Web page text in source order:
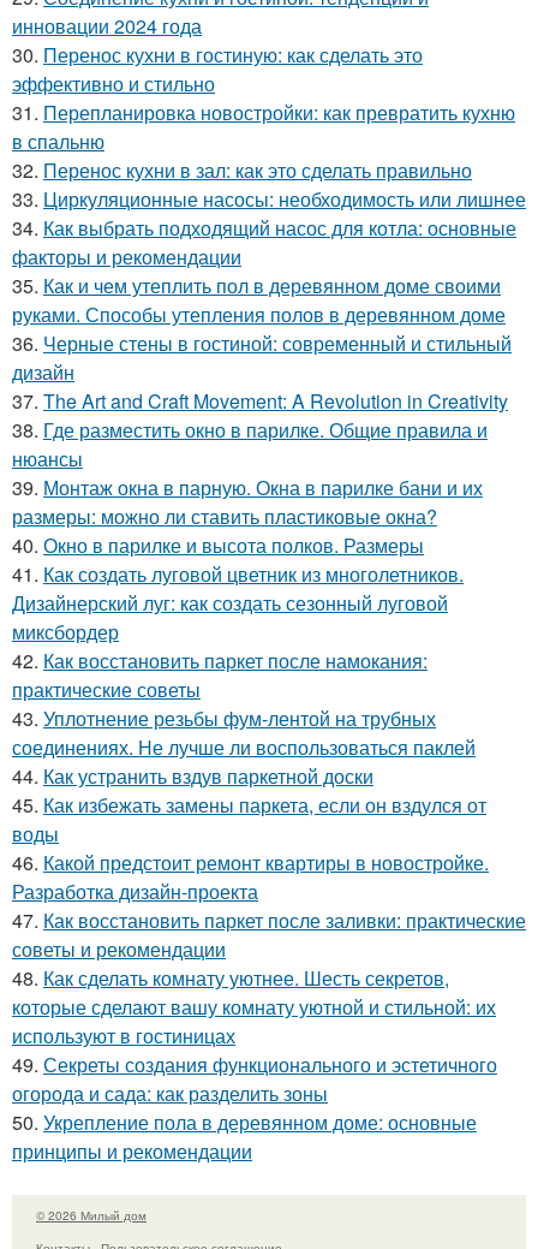
инновации 2024 года
30. Перенос кухни в гостиную: как сделать это
эффективно и стильно
31. Перепланировка новостройки: как превратить кухню
в спальню
32. Перенос кухни в зал: как это сделать правильно
33. Циркуляционные насосы: необходимость или лишнее
34. Как выбрать подходящий насос для котла: основные
факторы и рекомендации
35. Как и чем утеплить пол в деревянном доме своими
руками. Способы утепления полов в деревянном доме
36. Черные стены в гостиной: современный и стильный
дизайн
37. The Art and Craft Movement: A Revolution in Creativity
38. Где разместить окно в парилке. Общие правила и
нюансы
39. Монтаж окна в парную. Окна в парилке бани и их
размеры: можно ли ставить пластиковые окна?
40. Окно в парилке и высота полков. Размеры
41. Как создать луговой цветник из многолетников.
Дизайнерский луг: как создать сезонный луговой
миксбордер
42. Как восстановить паркет после намокания:
практические советы
43. Уплотнение резьбы фум-лентой на трубных
соединениях. Не лучше ли воспользоваться паклей
44. Как устранить вздув паркетной доски
45. Как избежать замены паркета, если он вздулся от
воды
46. Какой предстоит ремонт квартиры в новостройке.
Разработка дизайн-проекта
47. Как восстановить паркет после заливки: практические
советы и рекомендации
48. Как сделать комнату уютнее. Шесть секретов,
которые сделают вашу комнату уютной и стильной: их
используют в гостиницах
49. Секреты создания функционального и эстетичного
огорода и сада: как разделить зоны
50. Укрепление пола в деревянном доме: основные
принципы и рекомендации
© 2026 Милый дом